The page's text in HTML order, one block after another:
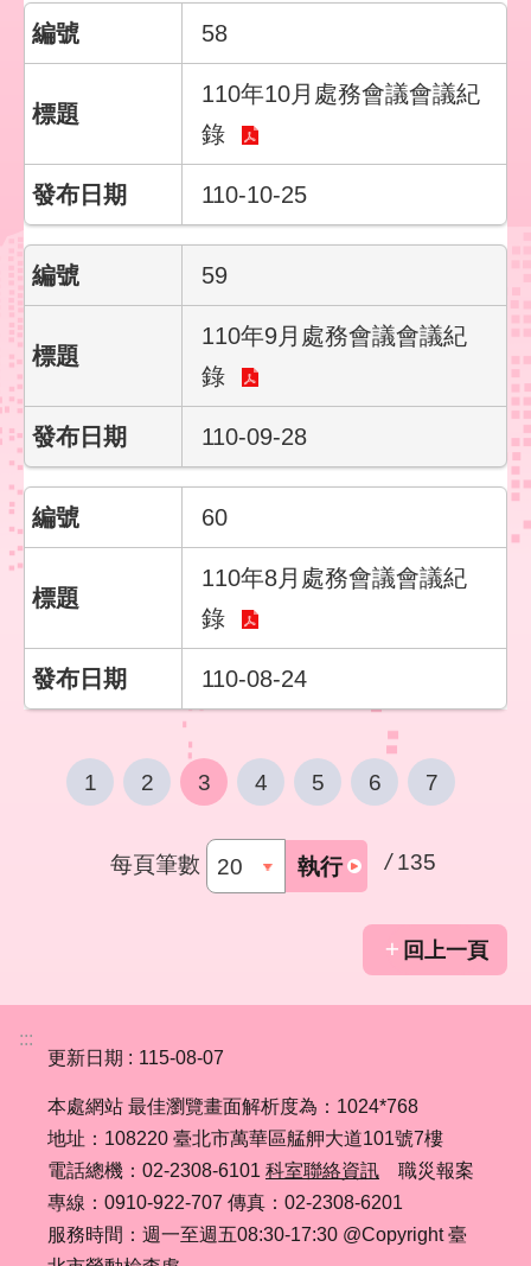
58
110年10月處務會議會議紀
錄
110-10-25
59
110年9月處務會議會議紀
錄
110-09-28
60
110年8月處務會議會議紀
錄
110-08-24
1 2 3 4 5 6 7
每頁筆數 執行 / 135
回上一頁
:::
更新日期
115-08-07
本處網站 最佳瀏覽畫面解析度為：1024*768
地址：108220 臺北市萬華區艋舺大道101號7樓
電話總機：02-2308-6101 科室聯絡資訊 職災報案
專線：0910-922-707 傳真：02-2308-6201
服務時間：週一至週五08:30-17:30 @Copyright 臺